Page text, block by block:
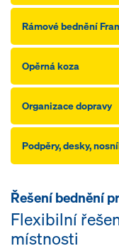
Rámové bednění
Opěrná koza
Organizace dopravy
Podpěry, desky,
Řešení bednění
Flexibilní
místnosti